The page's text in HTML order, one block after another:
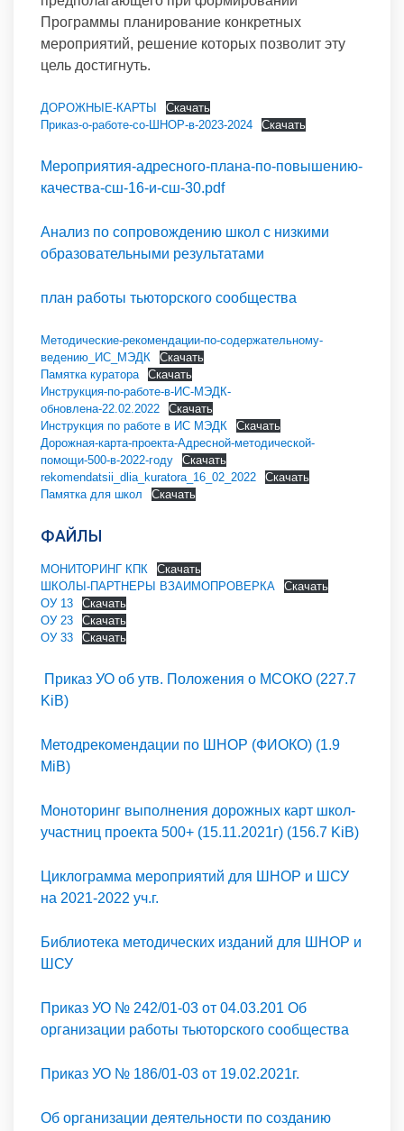
Программы планирование конкретных
мероприятий, решение которых позволит эту
цель достигнуть.
ДОРОЖНЫЕ-КАРТЫ
Скачать
Приказ-о-работе-со-ШНОР-в-2023-2024
Скачать
Мероприятия-адресного-плана-по-повышению-
качества-сш-16-и-сш-30.pdf
Анализ по сопровождению школ с низкими
образовательными результатами
план работы тьюторского сообщества
Методические-рекомендации-по-содержательному-
ведению_ИС_МЭДК
Скачать
Памятка куратора
Скачать
Инструкция-по-работе-в-ИС-МЭДК-
обновлена-22.02.2022
Скачать
Инструкция по работе в ИС МЭДК
Скачать
Дорожная-карта-проекта-Адресной-методической-
помощи-500-в-2022-году
Скачать
rekomendatsii_dlia_kuratora_16_02_2022
Скачать
Памятка для школ
Скачать
ФАЙЛЫ
МОНИТОРИНГ КПК
Скачать
ШКОЛЫ-ПАРТНЕРЫ ВЗАИМОПРОВЕРКА
Скачать
ОУ 13
Скачать
ОУ 23
Скачать
ОУ 33
Скачать
Приказ УО об утв. Положения о МСОКО (227.7
KiB)
Методрекомендации по ШНОР (ФИОКО) (1.9
MiB)
Моноторинг выполнения дорожных карт школ-
участниц проекта 500+ (15.11.2021г) (156.7 KiB)
Циклограмма мероприятий для ШНОР и ШСУ
на 2021-2022 уч.г.
Библиотека методических изданий для ШНОР и
ШСУ
Приказ УО № 242/01-03 от 04.03.201 Об
организации работы тьюторского сообщества
Приказ УО № 186/01-03 от 19.02.2021г.
Об организации деятельности по созданию